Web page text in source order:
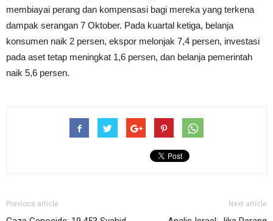
membiayai perang dan kompensasi bagi mereka yang terkena
dampak serangan 7 Oktober. Pada kuartal ketiga, belanja
konsumen naik 2 persen, ekspor melonjak 7,4 persen, investasi
pada aset tetap meningkat 1,6 persen, dan belanja pemerintah
naik 5,6 persen.
Previous article Next article